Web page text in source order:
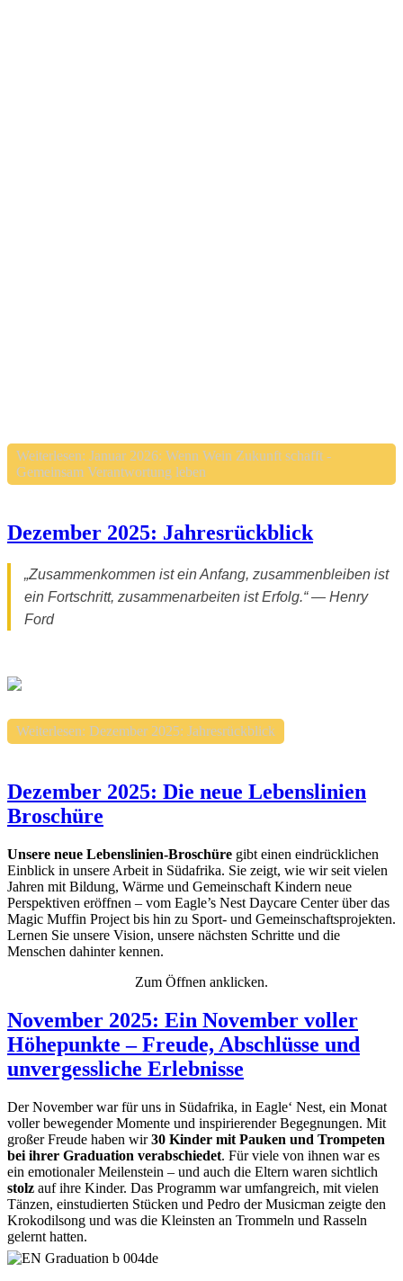
Weiterlesen: Januar 2026: Wenn Wein Zukunft schafft -
Gemeinsam Verantwortung leben
Dezember 2025: Jahresrückblick
„Zusammenkommen ist ein Anfang, zusammenbleiben ist
ein Fortschritt, zusammenarbeiten ist Erfolg.“ — Henry
Ford
Weiterlesen: Dezember 2025: Jahresrückblick
Dezember 2025: Die neue Lebenslinien
Broschüre
Unsere neue Lebenslinien-Broschüre gibt einen eindrücklichen
Einblick in unsere Arbeit in Südafrika. Sie zeigt, wie wir seit vielen
Jahren mit Bildung, Wärme und Gemeinschaft Kindern neue
Perspektiven eröffnen – vom Eagle’s Nest Daycare Center über das
Magic Muffin Project bis hin zu Sport- und Gemeinschaftsprojekten.
Lernen Sie unsere Vision, unsere nächsten Schritte und die
Menschen dahinter kennen.
Zum Öffnen anklicken.
November 2025: Ein November voller
Höhepunkte – Freude, Abschlüsse und
unvergessliche Erlebnisse
Der November war für uns in Südafrika, in Eagle‘ Nest, ein Monat
voller bewegender Momente und inspirierender Begegnungen. Mit
großer Freude haben wir30 Kinder mit Pauken und Trompeten
bei ihrer Graduation verabschiedet. Für viele von ihnen war es
ein emotionaler Meilenstein – und auch die Eltern waren sichtlich
stolz auf ihre Kinder. Das Programm war umfangreich, mit vielen
Tänzen, einstudierten Stücken und Pedro der Musicman zeigte den
Krokodilsong und was die Kleinsten an Trommeln und Rasseln
gelernt hatten.